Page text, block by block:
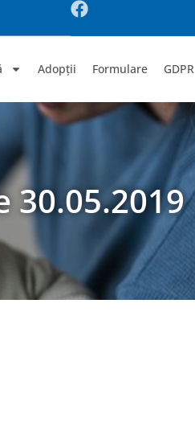
Adopții Formulare GDPR
30.05.2019